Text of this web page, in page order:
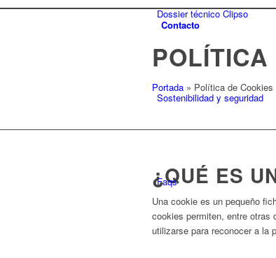
Dossier técnico Clipso
Sostenibilidad y seguridad
Faqs
Contacto
Portada » Política de Cookies
¿QUÉ ES
Una cookie es un pequeño
cookies permiten, entre otras
utilizarse para reconocer a la